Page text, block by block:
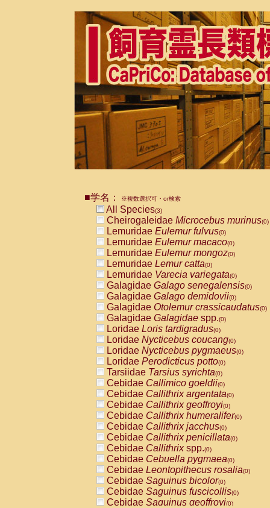
■学名： ※複数選択可・or検索
All Species(3)
Cheirogaleidae Microcebus murinus(0)
Lemuridae Eulemur fulvus(0)
Lemuridae Eulemur macaco(0)
Lemuridae Eulemur mongoz(0)
Lemuridae Lemur catta(0)
Lemuridae Varecia variegata(0)
Galagidae Galago senegalensis(0)
Galagidae Galago demidovii(0)
Galagidae Otolemur crassicaudatus(0)
Galagidae Galagidae spp.(0)
Loridae Loris tardigradus(0)
Loridae Nycticebus coucang(0)
Loridae Nycticebus pygmaeus(0)
Loridae Perodicticus potto(0)
Tarsiidae Tarsius syrichta(0)
Cebidae Callimico goeldii(0)
Cebidae Callithrix argentata(0)
Cebidae Callithrix geoffroyi(0)
Cebidae Callithrix humeralifer(0)
Cebidae Callithrix jacchus(0)
Cebidae Callithrix penicillata(0)
Cebidae Callithrixspp.(0)
Cebidae Cebuella pygmaea(0)
Cebidae Leontopithecus rosalia(0)
Cebidae Saguinus bicolor(0)
Cebidae Saguinus fuscicollis(0)
Cebidae Saguinus geoffroyi(0)